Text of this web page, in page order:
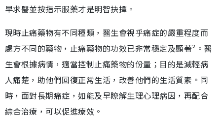
早求醫並按指示服藥才是明智抉擇。
現時止痛藥物有不同種類，醫生會視乎痛症的嚴重程度而
處方不同的藥物，止痛藥物的功效已非常穩定及顯著²。醫
生會根據病情，適當控制止痛藥物的份量；目的是減輕病
人痛楚，助他們回復正常生活，改善他們的生活質素。同
時，面對長期痛症，如能及早瞭解生理心理病因，再配合
綜合治療，可以促進療效。